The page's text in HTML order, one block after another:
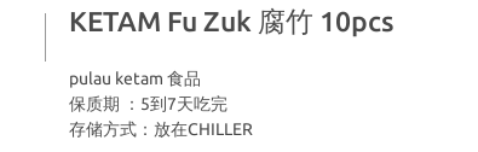
KETAM Fu Zuk 腐竹 10pcs
存储方式：放在CHILLER